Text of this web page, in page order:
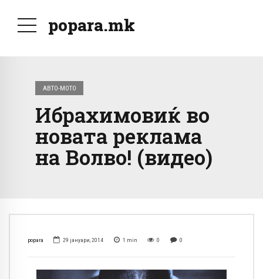
popara.mk
АВТО-МОТО
Ибрахимовиќ во
новата реклама
на Волво! (видео)
popara 29 јануари, 2014 1 min 0 0